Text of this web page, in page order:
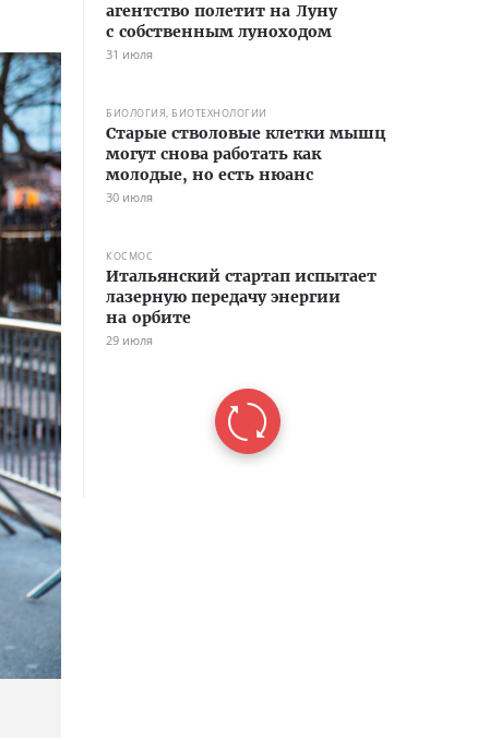
агентство полетит на Луну
с собственным луноходом
31 июля
БИОЛОГИЯ, БИОТЕХНОЛОГИИ
Старые стволовые клетки мышц
могут снова работать как
молодые, но есть нюанс
30 июля
КОСМОС
Итальянский стартап испытает
лазерную передачу энергии
на орбите
29 июля